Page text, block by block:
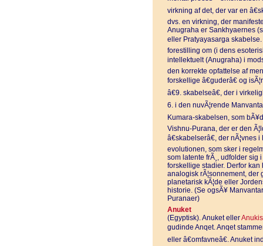
virkning af det, der var en
dvs. en virkning, der
Anugraha er Sankhyaernes
eller Pratyayasarga
forestilling om (i dens
intellektuelt (Anugraha) i
den korrekte opfattelse af
forskellige â€guderâ€ og
â€9. skabelseâ€, der i
6. i den nuvÃ¦rende
Kumara-skabelsen, som
Vishnu-Purana, der er den
â€skabelserâ€, der
evolutionen, som sker i
som latente frÃ¸, udfolder sig
forskellige stadier. Derfor kan
analogisk rÃ¦sonnement, der
planetarisk kÃ¦de eller
historie. (Se ogsÃ¥
Puranaer)
Anuket
(Egyptisk). Anuket ellerAnukis
gudinde Anqet. Anqet stammer
eller â€omfavneâ€. Anuket